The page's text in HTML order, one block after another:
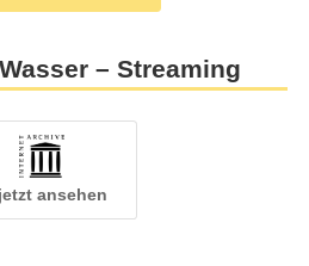
– Streaming
jetzt ansehen